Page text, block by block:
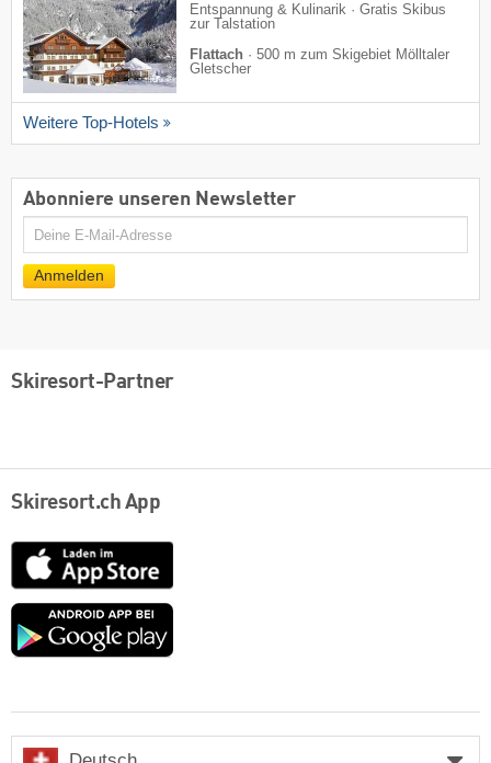
Entspannung & Kulinarik · Gratis Skibus
zur Talstation
Flattach · 500 m zum Skigebiet Mölltaler
Gletscher
Weitere Top-Hotels
Abonniere unseren Newsletter
E-
Anmelden
Skiresort-Partner
Skiresort.ch App
App
Store
Google